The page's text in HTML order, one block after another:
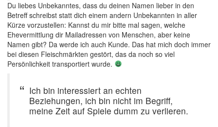
Du liebes Unbekanntes, dass du deinen Namen lieber in den
Betreff schreibst statt dich einem andern Unbekannten in aller
Kürze vorzustellen: Kannst du mir bitte mal sagen, welche
Ehevermittlung dir Mailadressen von Menschen, aber keine
Namen gibt? Da werde ich auch Kunde. Das hat mich doch immer
bei diesen Fleischmärkten gestört, das da noch so viel
Persönlichkeit transportiert wurde.
Ich bin interessiert an echten
Beziehungen, ich bin nicht im Begriff,
meine Zeit auf Spiele dumm zu verlieren.